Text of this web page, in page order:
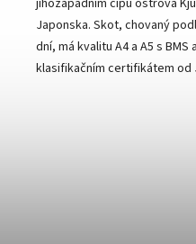
Japonska. Skot, chovaný
dní, má kvalitu A4 a A5 s
klasifikačním certifikátem od